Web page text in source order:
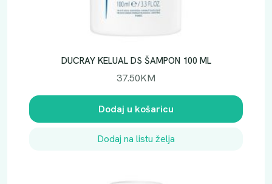
DUCRAY KELUAL DS ŠAMPON 100 ML
37.50KM
Dodaj u košaricu
Dodaj na listu želja